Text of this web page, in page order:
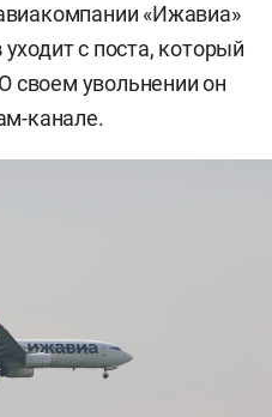
«Ижавиа»
уходит с поста, который
своем увольнении он
канале.